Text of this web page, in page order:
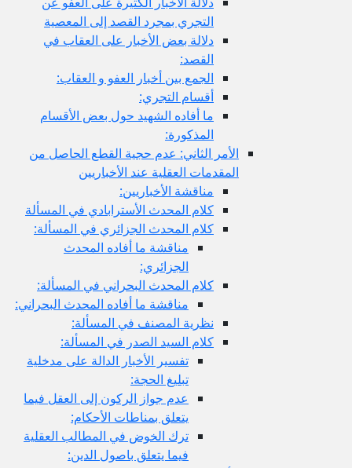
التجري بمجرد القصد إلى المعصية
دلالة بعض الأخبار على العقاب في
الجمع بين أخبار العفو و العقاب:
أقسام التجري:
ما أفاده الشهيد حول بعض الأقسام
الأمر الثاني: عدم حجية القطع الحاصل من
المقدمات العقلية عند الأخباريين
مناقشة الأخباريين:
كلام المحدث الأسترابادي في المسألة
كلام المحدث الجزائري في المسألة:
مناقشة ما أفاده المحدث
كلام المحدث البحراني في المسألة:
مناقشة ما أفاده المحدث البحراني:
نظرية المصنف في المسألة:
كلام السيد الصدر في المسألة:
تفسير الأخبار الدالة على مدخلية
عدم جواز الركون إلى العقل فيما
يتعلق بمناطات الأحكام:
ترك الخوض في المطالب العقلية
فيما يتعلق باصول الدين: